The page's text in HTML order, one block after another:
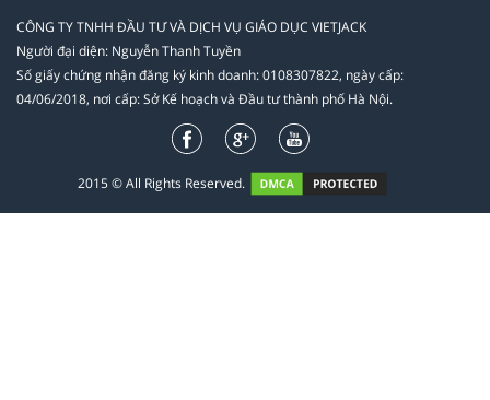
CÔNG TY TNHH ĐẦU TƯ VÀ DỊCH VỤ GIÁO DỤC VIETJACK
Người đại diện: Nguyễn Thanh Tuyền
Số giấy chứng nhận đăng ký kinh doanh: 0108307822, ngày cấp:
04/06/2018, nơi cấp: Sở Kế hoạch và Đầu tư thành phố Hà Nội.
2015 © All Rights Reserved.